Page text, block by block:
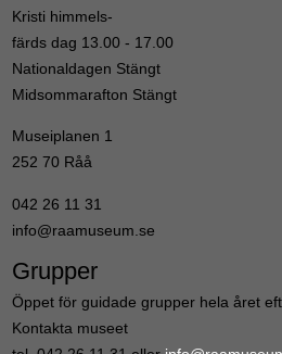
Kristi himmels-
färds dag 13.00 - 17.00
Nationaldagen Stängt
Midsommarafton Stängt
Museiplanen 1
252 70 Råå
042 26 11 31
info@raamuseum.se
Grupper
Öppet för guidade grupper hela året
Kontakta museet